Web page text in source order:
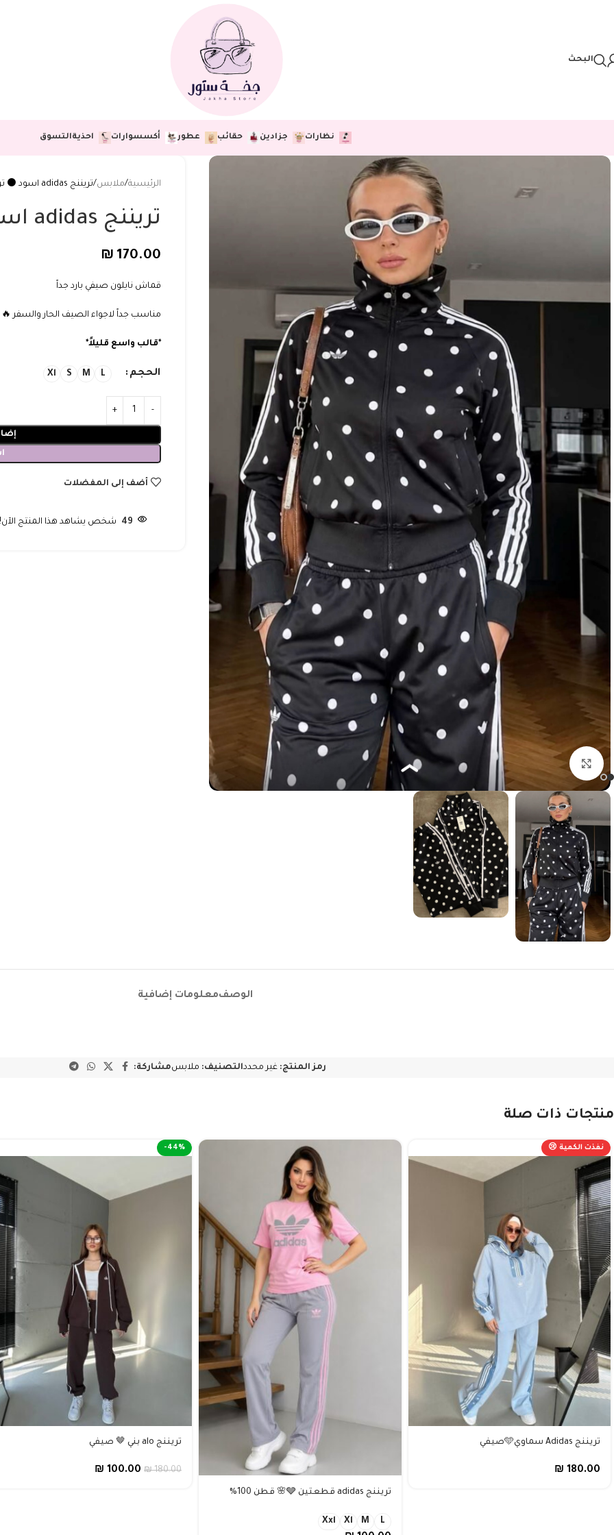
البحث
نظارات جزادين حقائب عطور أكسسوارات احذيةالتسوق
Click to enlarge
الرئيسية ملابس تريننج adidas اسود ⚫️ ترند🔥
تريننج adidas اسود ⚫️ ترند🔥
₪ 170.00
قماش نايلون صيفي بارد جداً
مناسب جداً لاجواء الصيف الحار والسفر 🔥
*قالب واسع قليلاً*
الحجم L
M
S
Xl
أضف إلى المفضلات
49 شخص يشاهد هذا المنتج الآن!
الوصفمعلومات إضافية
رمز المنتج:غير محددالتصنيف: ملابسمشاركة:
منتجات ذات صلة
نفذت الكمية 😢
تريننج Adidas سماوي🩵صيفي
₪ 180.00
تريننج adidas قطعتين 🩶🌸 قطن 100%
L
M
Xl
Xxl
-44%
تريننج alo بني 🤎 صيفي
₪180.00
₪ 100.00